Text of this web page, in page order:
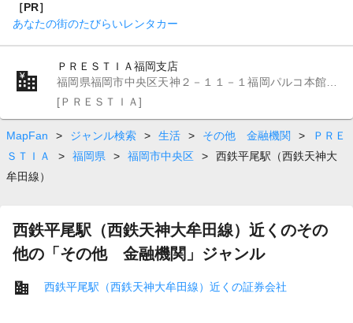
［PR］
あなたの街のたびらいレンタカー
ＰＲＥＳＴＩＡ福岡支店
福岡県福岡市中央区天神２－１１－１福岡パルコ本館１Ｆ
[ＰＲＥＳＴＩＡ]
MapFan > ジャンル検索 > 生活 > その他 金融機関 >
ＰＲＥ
ＳＴＩＡ
> 福岡県 > 福岡市中央区 >
西鉄平尾駅（西鉄天神大
牟田線）
西鉄平尾駅（西鉄天神大牟田線）近くのその
他の「その他 金融機関」ジャンル
西鉄平尾駅（西鉄天神大牟田線）近くの証券会社